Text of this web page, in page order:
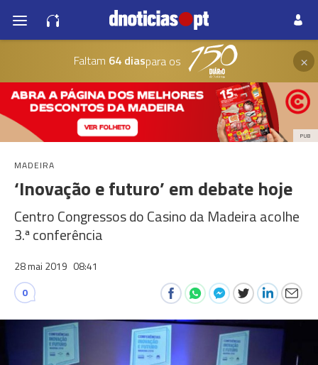
Faltam 64 diaspara os ×
PUB
MADEIRA
‘Inovação e futuro’ em debate hoje
Centro Congressos do Casino da Madeira acolhe
3.ª conferência
28 mai 2019 08:41
0